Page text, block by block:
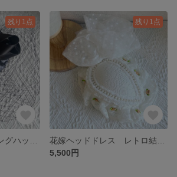
残り1点 残り1点
5,500円